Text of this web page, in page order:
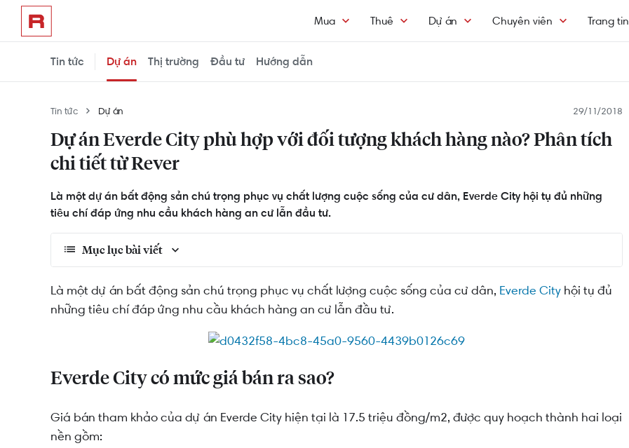
Mua Thuê Dự án Chuyên viên Trang tin
Tin tức Dự án Thị trường Đầu tư Hướng dẫn
Tin tức Dự án
Dự án Everde City phù hợp với đối tượng khách hàng nào? Phân tích
chi tiết từ Rever
29/11/2018
Là một dự án bất động sản chú trọng phục vụ chất lượng cuộc sống của cư dân, Everde City hội tụ đủ những
tiêu chí đáp ứng nhu cầu khách hàng an cư lẫn đầu tư.
Mục lục bài viết
Everde City có mức giá bán ra sao?
Những yếu tố ảnh hưởng đến mức giá của dự án Everde City bao gồm:
Vậy, đối khách khách hàng nào phù hợp với dự án Everde City?
Là một dự án bất động sản chú trọng phục vụ chất lượng cuộc sống của cư dân, Everde City hội tụ đủ
những tiêu chí đáp ứng nhu cầu khách hàng an cư lẫn đầu tư.
Everde City có mức giá bán ra sao?
Giá bán tham khảo của dự án Everde City hiện tại là 17.5 triệu đồng/m2, được quy hoạch thành hai loại
nền gồm: